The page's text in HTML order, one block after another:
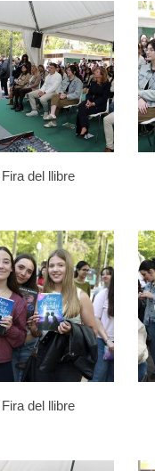
Fira del llibre
Fira del llibre